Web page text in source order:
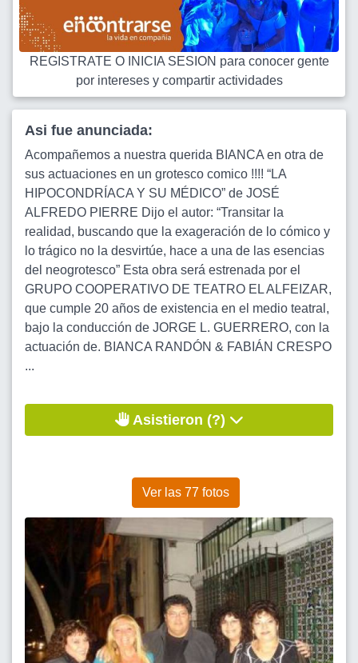
REGISTRATE O INICIA SESION para conocer gente
por intereses y compartir actividades
Asi fue anunciada:
Acompañemos a nuestra querida BIANCA en otra de
sus actuaciones en un grotesco comico !!!! “LA
HIPOCONDRÍACA Y SU MÉDICO” de JOSÉ
ALFREDO PIERRE Dijo el autor: “Transitar la
realidad, buscando que la exageración de lo cómico y
lo trágico no la desvirtúe, hace a una de las esencias
del neogrotesco” Esta obra será estrenada por el
GRUPO COOPERATIVO DE TEATRO EL ALFEIZAR,
que cumple 20 años de existencia en el medio teatral,
bajo la conducción de JORGE L. GUERRERO, con la
actuación de. BIANCA RANDÓN & FABIÁN CRESPO
...
Asistieron (?)
Ver las 77 fotos